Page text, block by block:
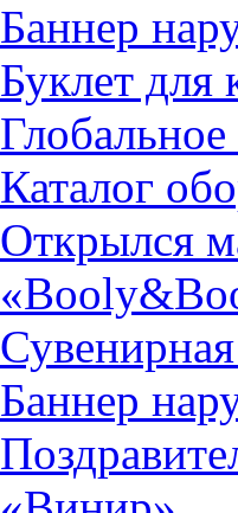
Баннер
Буклет
Каталог
Открылся
Баннер